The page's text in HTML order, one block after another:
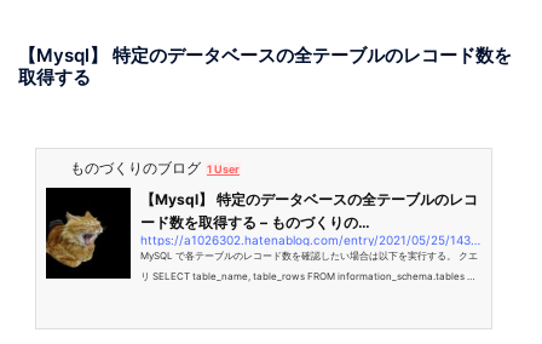
【Mysql】 特定のデータベースの全テーブルのレコード数を
取得する
ものづくりのブログ 1 User
【Mysql】 特定のデータベースの全テーブルのレコ
ード数を取得する – ものづくりの…
MySQL で各テーブルのレコード数を確認したい場合は以下を実行する。 クエ
リ SELECT table_name, table_rows FROM information_schema.tables W